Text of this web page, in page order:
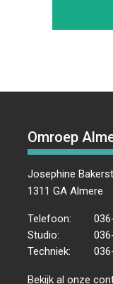
Omroep
Josephine
1311 GA Almere
Telefoon:
Studio:
Techniek:
Bekijk al onze